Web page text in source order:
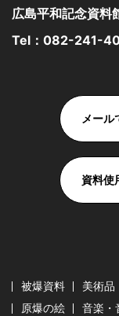
広島平和記念資料
Tel： 082-241-
メール
資料使
被爆資料 美術品
原爆の絵
音楽・